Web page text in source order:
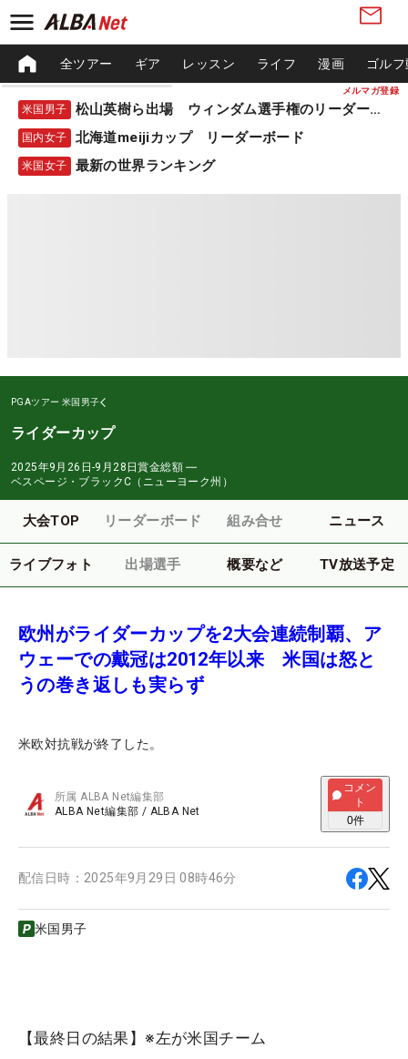
メルマガ登録
全ツアー ギア レッスン ライフ 漫画 ゴル
米国男子 松山英樹ら出場 ウィンダム選手権のリーダーボード
国内女子 北海道meijiカップ リーダーボード
米国女子 最新の世界ランキング
PGAツアー 米国男子
ライダーカップ
2025年9月26日-9月28日賞金総額 ―
ベスページ・ブラックC（ニューヨーク州）
大会TOP リーダーボード 組み合せ ニュース
ライブフォト 出場選手 概要など TV放送予定
欧州がライダーカップを2大会連続制覇、ア
ウェーでの戴冠は2012年以来 米国は怒と
うの巻き返しも実らず
米欧対抗戦が終了した。
所属ALBA Net編集部
ALBA Net編集部 / ALBA Net
コメン
ト
0件
配信日時： 2025年9月29日 08時46分
米国男子
【最終日の結果】※左が米国チーム